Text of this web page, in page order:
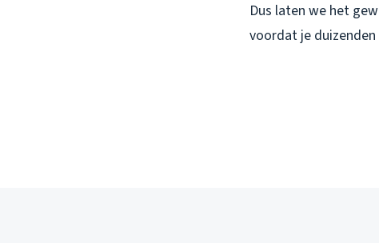
Dus laten we het
voordat je duizenden